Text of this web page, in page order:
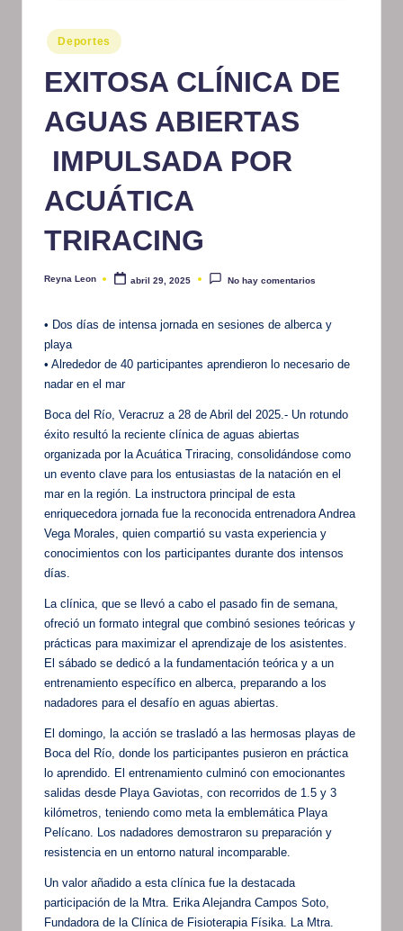
m
at
iv
o
Publicado
en
Deportes
EXITOSA CLÍNICA DE
AGUAS ABIERTAS
IMPULSADA POR
ACUÁTICA
TRIRACING
Publicado
Reyna Leon abril 29, 2025 No hay comentarios
• Dos días de intensa jornada en sesiones de alberca y
playa
• Alrededor de 40 participantes aprendieron lo necesario de
nadar en el mar
Boca del Río, Veracruz a 28 de Abril del 2025.- Un rotundo
éxito resultó la reciente clínica de aguas abiertas
organizada por la Acuática Triracing, consolidándose como
un evento clave para los entusiastas de la natación en el
mar en la región. La instructora principal de esta
enriquecedora jornada fue la reconocida entrenadora Andrea
Vega Morales, quien compartió su vasta experiencia y
conocimientos con los participantes durante dos intensos
días.
La clínica, que se llevó a cabo el pasado fin de semana,
ofreció un formato integral que combinó sesiones teóricas y
prácticas para maximizar el aprendizaje de los asistentes.
El sábado se dedicó a la fundamentación teórica y a un
entrenamiento específico en alberca, preparando a los
nadadores para el desafío en aguas abiertas.
El domingo, la acción se trasladó a las hermosas playas de
Boca del Río, donde los participantes pusieron en práctica
lo aprendido. El entrenamiento culminó con emocionantes
salidas desde Playa Gaviotas, con recorridos de 1.5 y 3
kilómetros, teniendo como meta la emblemática Playa
Pelícano. Los nadadores demostraron su preparación y
resistencia en un entorno natural incomparable.
Un valor añadido a esta clínica fue la destacada
participación de la Mtra. Erika Alejandra Campos Soto,
Fundadora de la Clínica de Fisioterapia Físika. La Mtra.